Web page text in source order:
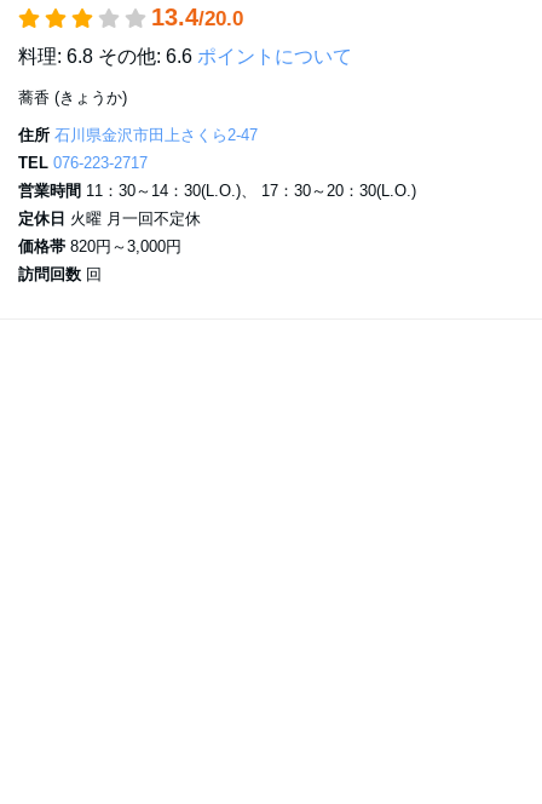
13.4/20.0
料理: 6.8 その他: 6.6 ポイントについて
蕎香 (きょうか)
住所 石川県金沢市田上さくら2-47
TEL 076-223-2717
営業時間 11：30～14：30(L.O.)、 17：30～20：30(L.O.)
定休日 火曜 月一回不定休
価格帯 820円～3,000円
訪問回数 回